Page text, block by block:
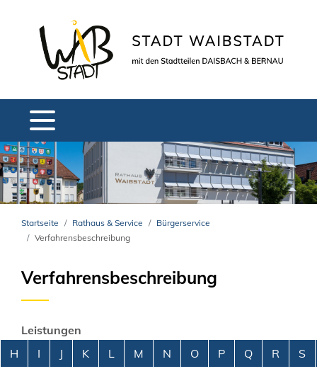
Startseite Rathaus & Service
Bürgerservice
Verfahrensbeschreibung
Verfahrensbeschreibung
Leistungen
Alphabetisches Register überspringen
H I J K L M N O P Q R S